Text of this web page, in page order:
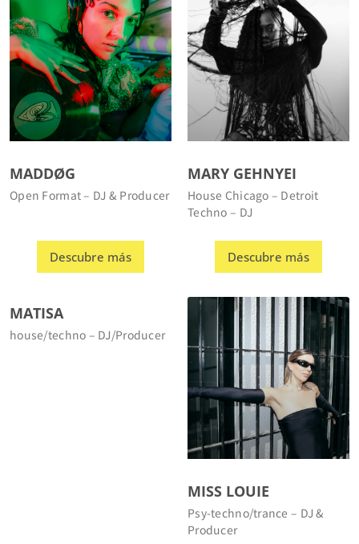
MADDØG
Open Format – DJ & Producer
MARY GEHNYEI
House Chicago – Detroit
Techno – DJ
house/techno – DJ/Producer
MISS LOUIE
Psy-techno/trance – DJ &
Producer